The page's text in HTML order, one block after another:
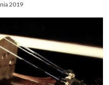
2019